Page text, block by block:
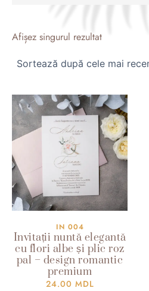
Afișez singurul rezultat
IN 004
Invitații nuntă elegantă
cu flori albe și plic roz
pal – design romantic
premium
24.00 MDL